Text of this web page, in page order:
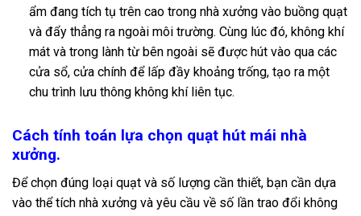
ẩm đang tích tụ trên cao trong nhà xưởng vào buồng quạt
và đẩy thẳng ra ngoài môi trường. Cùng lúc đó, không khí
mát và trong lành từ bên ngoài sẽ được hút vào qua các
cửa sổ, cửa chính để lấp đầy khoảng trống, tạo ra một
chu trình lưu thông không khí liên tục.
Cách tính toán lựa chọn quạt hút mái nhà
xưởng.
Để chọn đúng loại quạt và số lượng cần thiết, bạn cần dựa
vào thể tích nhà xưởng và yêu cầu về số lần trao đổi không